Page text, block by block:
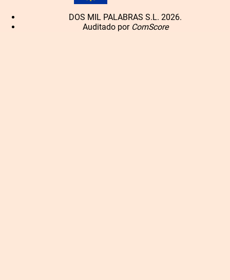
DOS MIL PALABRAS S.L. 2026.
Auditado por ComScore